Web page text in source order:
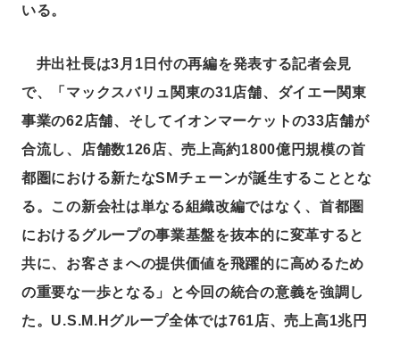
いる。
井出社長は3月1日付の再編を発表する記者会見
で、「マックスバリュ関東の31店舗、ダイエー関東
事業の62店舗、そしてイオンマーケットの33店舗が
合流し、店舗数126店、売上高約1800億円規模の首
都圏における新たなSMチェーンが誕生することとな
る。この新会社は単なる組織改編ではなく、首都圏
におけるグループの事業基盤を抜本的に変革すると
共に、お客さまへの提供価値を飛躍的に高めるため
の重要な一歩となる」と今回の統合の意義を強調し
た。U.S.M.Hグループ全体では761店、売上高1兆円